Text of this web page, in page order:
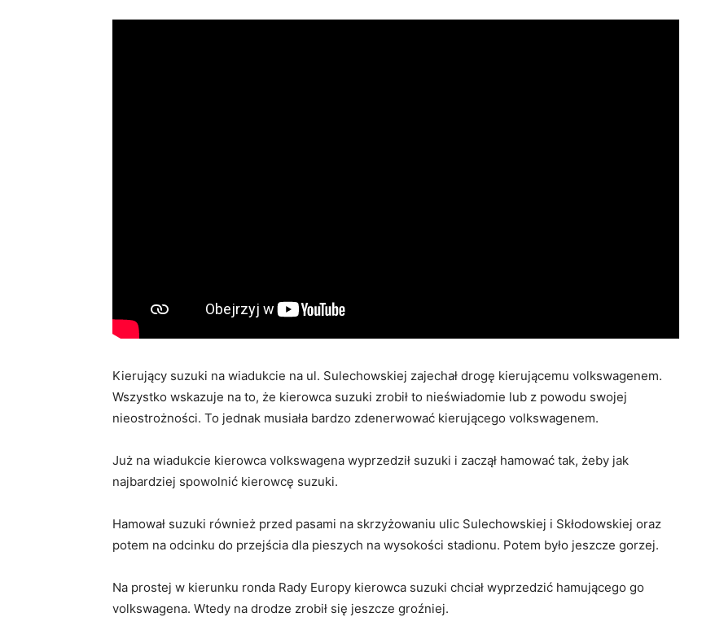
Kierujący suzuki na wiadukcie na ul. Sulechowskiej zajechał drogę kierującemu volkswagenem.
Wszystko wskazuje na to, że kierowca suzuki zrobił to nieświadomie lub z powodu swojej
nieostrożności. To jednak musiała bardzo zdenerwować kierującego volkswagenem.
Już na wiadukcie kierowca volkswagena wyprzedził suzuki i zaczął hamować tak, żeby jak
najbardziej spowolnić kierowcę suzuki.
Hamował suzuki również przed pasami na skrzyżowaniu ulic Sulechowskiej i Skłodowskiej oraz
potem na odcinku do przejścia dla pieszych na wysokości stadionu. Potem było jeszcze gorzej.
Na prostej w kierunku ronda Rady Europy kierowca suzuki chciał wyprzedzić hamującego go
volkswagena. Wtedy na drodze zrobił się jeszcze groźniej.